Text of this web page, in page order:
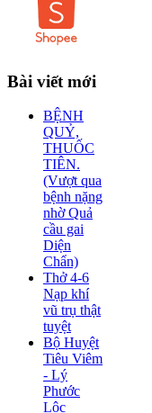
Bài viết mới
BỆNH
QUỶ,
THUỐC
TIÊN.
(Vượt qua
bệnh nặng
nhờ Quả
cầu gai
Diện
Chẩn)
Thở 4-6
Nạp khí
vũ trụ thật
tuyệt
Bộ Huyệt
Tiêu Viêm
- Lý
Phước
Lộc